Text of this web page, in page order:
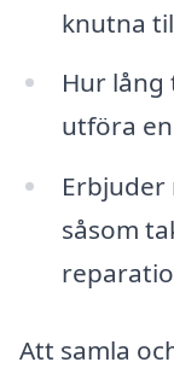
knutna
Hur
utföra
Erbjuder
såsom
Att samla